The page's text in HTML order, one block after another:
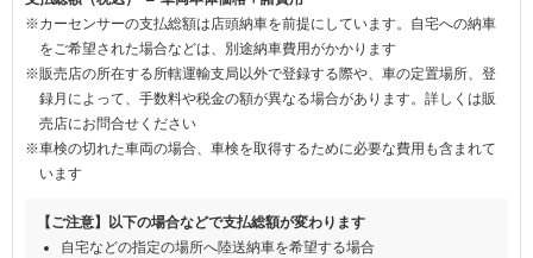
※カーセンサーの支払総額は店頭納車を前提にしています。自宅への納車
をご希望された場合などは、別途納車費用がかかります
※販売店の所在する所轄運輸支局以外で登録する際や、車の定置場所、登
録月によって、手数料や税金の額が異なる場合があります。詳しくは販
売店にお問合せください
※車検の切れた車両の場合、車検を取得するために必要な費用も含まれて
います
【ご注意】以下の場合などで支払総額が変わります
自宅などの指定の場所へ陸送納車を希望する場合